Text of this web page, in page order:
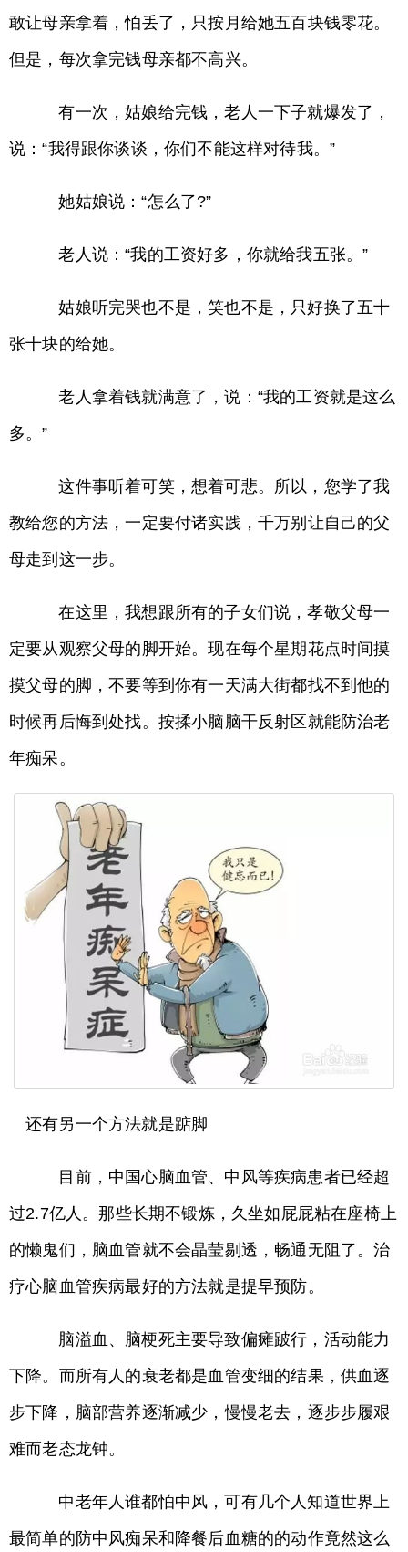
敢让母亲拿着，怕丢了，只按月给她五百块钱零花。
但是，每次拿完钱母亲都不高兴。
有一次，姑娘给完钱，老人一下子就爆发了，
说：“我得跟你谈谈，你们不能这样对待我。”
她姑娘说：“怎么了?”
老人说：“我的工资好多，你就给我五张。”
姑娘听完哭也不是，笑也不是，只好换了五十
张十块的给她。
老人拿着钱就满意了，说：“我的工资就是这么
多。”
这件事听着可笑，想着可悲。所以，您学了我
教给您的方法，一定要付诸实践，千万别让自己的父
母走到这一步。
在这里，我想跟所有的子女们说，孝敬父母一
定要从观察父母的脚开始。现在每个星期花点时间摸
摸父母的脚，不要等到你有一天满大街都找不到他的
时候再后悔到处找。按揉小脑脑干反射区就能防治老
年痴呆。
还有另一个方法就是踮脚
目前，中国心脑血管、中风等疾病患者已经超
过2.7亿人。那些长期不锻炼，久坐如屁屁粘在座椅上
的懒鬼们，脑血管就不会晶莹剔透，畅通无阻了。治
疗心脑血管疾病最好的方法就是提早预防。
脑溢血、脑梗死主要导致偏瘫跛行，活动能力
下降。而所有人的衰老都是血管变细的结果，供血逐
步下降，脑部营养逐渐减少，慢慢老去，逐步步履艰
难而老态龙钟。
中老年人谁都怕中风，可有几个人知道世界上
最简单的防中风痴呆和降餐后血糖的的动作竟然这么